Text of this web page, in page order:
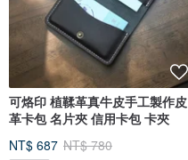
可烙印 植鞣革真牛皮手工製作皮
革卡包 名片夾 信用卡包 卡夾
NT$ 687 NT$ 780